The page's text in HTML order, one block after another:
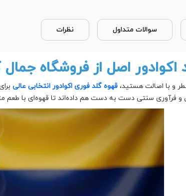
سوالات متداول نظرات
اکوادور اصل از فروشگاه
و با اصالت هستید، قهوه گلد فوری اکوادور انتخابی عالی
فرآوری سنتی دست به دست هم داده‌اند تا قهوه‌ای با طعم